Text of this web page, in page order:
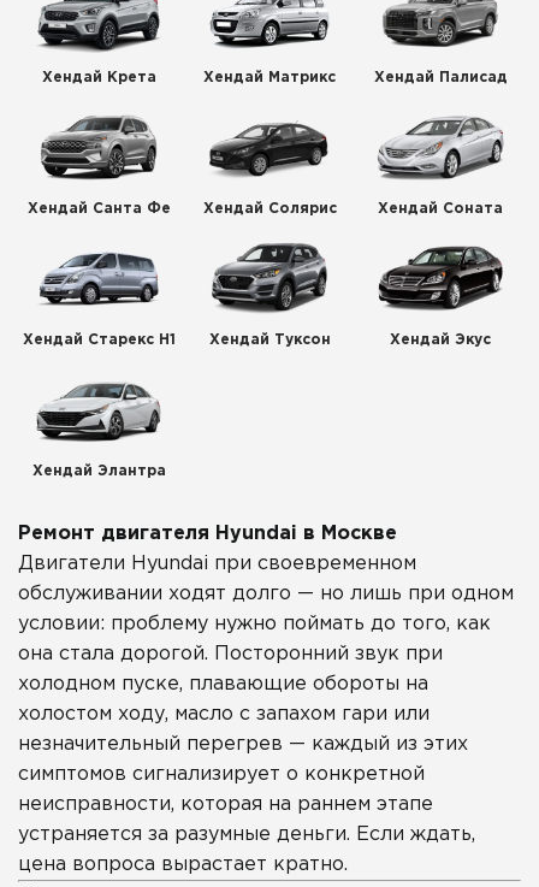
Хендай Крета Хендай Матрикс Хендай Палисад
Хендай Санта Фе Хендай Солярис Хендай Соната
Хендай Старекс H1 Хендай Туксон Хендай Экус
Хендай Элантра
Ремонт двигателя Hyundai в Москве
Двигатели Hyundai при своевременном
обслуживании ходят долго — но лишь при одном
условии: проблему нужно поймать до того, как
она стала дорогой. Посторонний звук при
холодном пуске, плавающие обороты на
холостом ходу, масло с запахом гари или
незначительный перегрев — каждый из этих
симптомов сигнализирует о конкретной
неисправности, которая на раннем этапе
устраняется за разумные деньги. Если ждать,
цена вопроса вырастает кратно.